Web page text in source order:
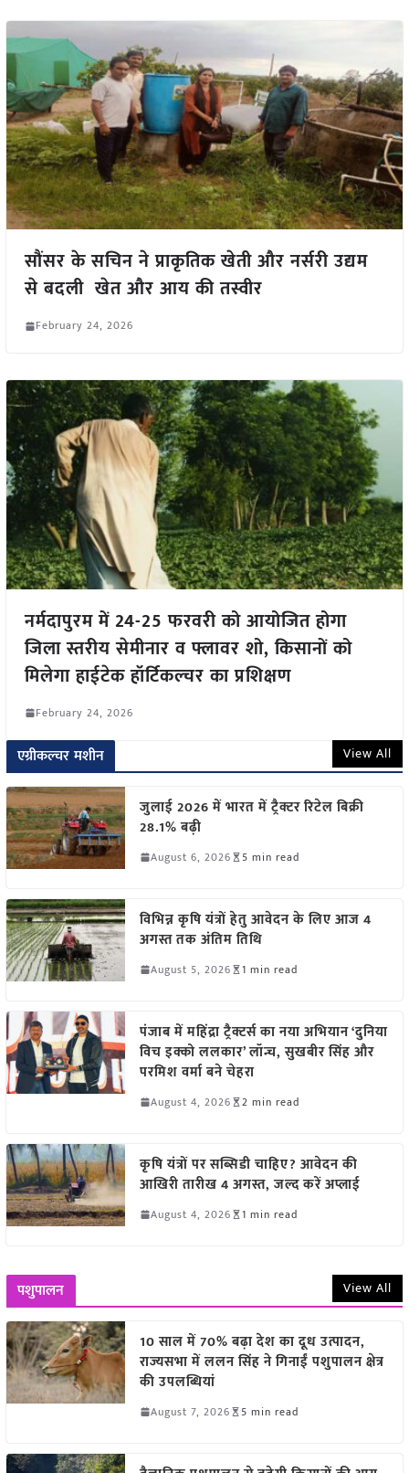
सौंसर के सचिन ने प्राकृतिक खेती और नर्सरी उद्यम
से बदली खेत और आय की तस्वीर
February 24, 2026
नर्मदापुरम में 24-25 फरवरी को आयोजित होगा
जिला स्तरीय सेमीनार व फ्लावर शो, किसानों को
मिलेगा हाईटेक हॉर्टिकल्चर का प्रशिक्षण
February 24, 2026
एग्रीकल्चर मशीन View All
जुलाई 2026 में भारत में ट्रैक्टर रिटेल बिक्री
28.1% बढ़ी
August 6, 2026 5 min read
विभिन्न कृषि यंत्रों हेतु आवेदन के लिए आज 4
अगस्त तक अंतिम तिथि
August 5, 2026 1 min read
पंजाब में महिंद्रा ट्रैक्टर्स का नया अभियान ‘दुनिया
विच इक्को ललकार’ लॉन्च, सुखबीर सिंह और
परमिश वर्मा बने चेहरा
August 4, 2026 2 min read
कृषि यंत्रों पर सब्सिडी चाहिए? आवेदन की
आखिरी तारीख 4 अगस्त, जल्द करें अप्लाई
August 4, 2026 1 min read
पशुपालन View All
10 साल में 70% बढ़ा देश का दूध उत्पादन,
राज्यसभा में ललन सिंह ने गिनाईं पशुपालन क्षेत्र
की उपलब्धियां
August 7, 2026 5 min read